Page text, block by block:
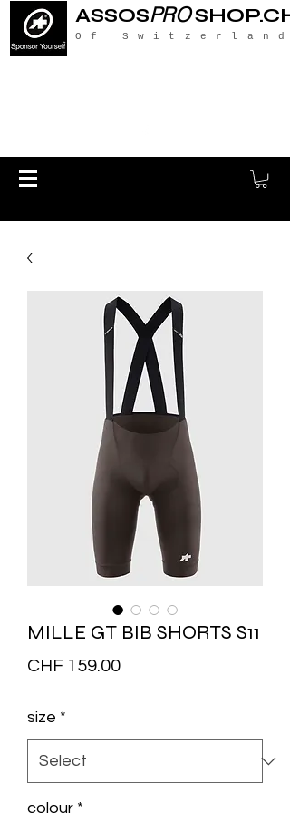
ASSOSPROSHOP.CH
Of Switzerland
MILLE GT BIB SHORTS S11
CHF 159.00Price
size *
colour *